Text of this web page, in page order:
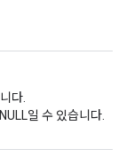
다.
일 수 있습니다.